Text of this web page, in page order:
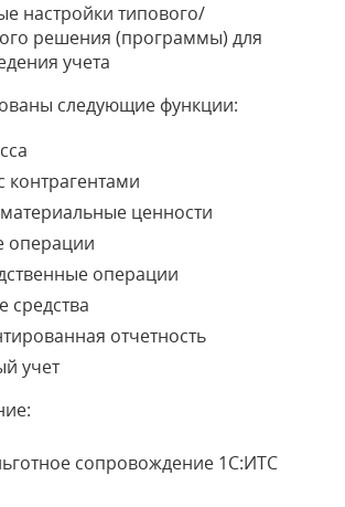
настройки типового/
решения (программы) для
учета
следующие функции:
контрагентами
ценности
операции
операции
средства
отчетность
учет
сопровождение 1С:ИТС